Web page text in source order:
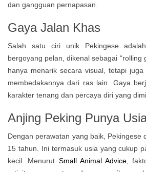
dan gangguan pernapasan.
Gaya Jalan Khas
Salah satu ciri unik Pekingese
bergoyang pelan, dikenal sebagai “rolling
hanya menarik secara visual, tetapi
membedakannya dari ras lain. Gaya
karakter tenang dan percaya diri yang
Anjing Peking Punya
Dengan perawatan yang baik, Pekingese
15 tahun. Ini termasuk usia yang cukup
kecil. Menurut Small Animal Advice ,